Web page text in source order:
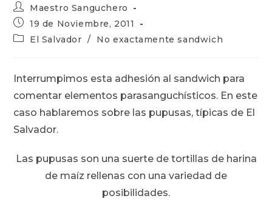
Autor
de
la
entrada:
Maestro Sanguchero
Publicación
de
la
19 de Noviembre, 2011
Categoría
entrada:
El Salvador / No exactamente sandwich
Interrumpimos esta adhesión al sandwich para
comentar elementos parasanguchísticos. En este
caso hablaremos sobre las pupusas, típicas de El
Salvador.
Las pupusas son una suerte de tortillas de harina
de maíz rellenas con una variedad de
posibilidades.